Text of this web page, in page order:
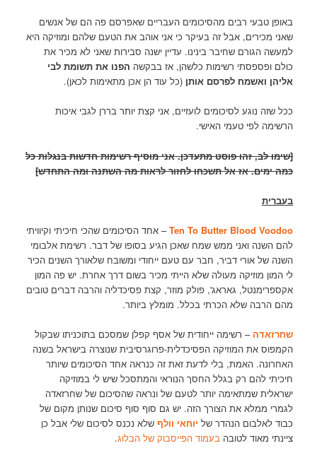
באופן טבעי רבים מהסיכומים העבריים שאפרסם פה הם של אנשים
שאני מכירים, אבל זה בעיקר כי אני אוהב את הטעם שלהם ומוזיקה היא
למעשה הגורם שחיבר בינינו. עדיין ישנה סבירות שאני לא מכיר את
כולם ופספסתי רשימות כלשהן, אז בבקשה הפנו את תשומת לבי
אליהן ואשמח לפרסם אותן (כל עוד הן אכן מתאימות לכאן).
ככל שזה נוגע לסיכומים לועזיים, אני קצת יותר בררן לגבי איכות
הרשימה לפי טעמי האישי.
[שימו לב, זהו פוסט מתעדכן. אני מוסיף רשימות חדשות בנגלות כל
כמה ימים. אז אל תשכחו לחזור לראות מה השתנה ומה התחדש]
בעברית
Ten To Butter Blood Voodoo– אחד הסיכומים שהכי חיכיתי וקיוויתי
להם השנה ואני ממש שמח שאכן הגיע בסופו של דבר. רשימת אלבומי
השנה של אורי דביר, חבר עם טעם ייחודי ומשובח שלאורך השנים הכיר
לי המון מוזיקה מעולה שלא הייתי מכיר בשום דרך אחרת. יש פה המון
אקספרימנטל, גאראג', פולק מוזר, קצת פסיכדליה והרבה דברים טובים
מהם הרבה שלא הכרתי בכלל. מומלץ ביותר.
שחרזאדה – רשימה ייחודית של אסף קפלן שמסכם בתוכניתו שבקול
הקמפוס את המוזיקה הפסיכדלית-פרוגרסיבית שנוצרה בישראל בשנה
האחרונה. האמת, בלי לדעת זאת זה כנראה אחד הסיכומים שיותר
חיכיתי להם רק בגלל החסך הנוראי והמתסכל שיש לי במוזיקה
ישראלית שמתאימה יותר לטעם של ונראה שהסיכום של שחרזאדה
לגמרי ממלא את הצורך הזה. יש גם סוף סוף סיכום שנותן מקום של
כבוד לאלבום הנהדר של יוחאי וולף שלא נכנס לסיכום שלי אבל כן
ציינתי מאוד לטובהבעמוד הפייסבוק של הבלוג.